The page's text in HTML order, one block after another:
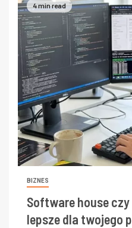
4 min read
BIZNES
Software house
lepsze dla twojego